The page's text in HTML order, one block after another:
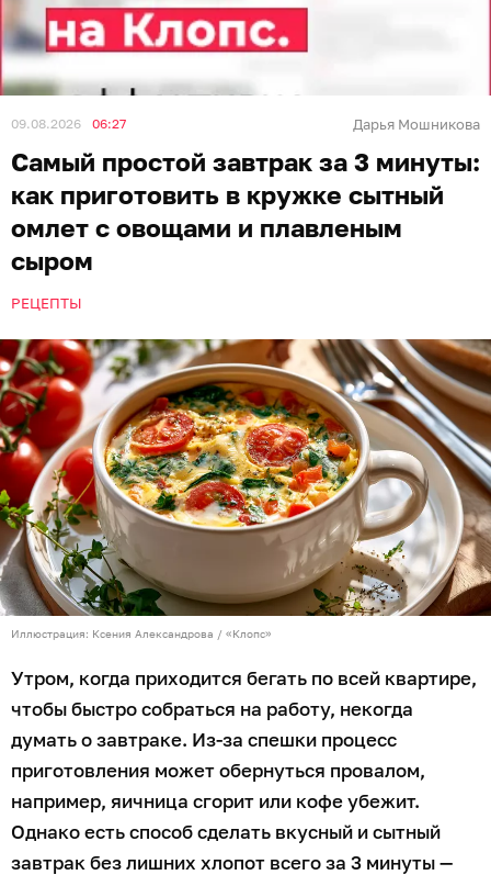
09.08.2026 06:27 Дарья Мошникова
Самый простой завтрак за 3 минуты:
как приготовить в кружке сытный
омлет с овощами и плавленым
сыром
РЕЦЕПТЫ
Иллюстрация: Ксения Александрова / «Клопс»
Утром, когда приходится бегать по всей квартире,
чтобы быстро собраться на работу, некогда
думать о завтраке. Из-за спешки процесс
приготовления может обернуться провалом,
например, яичница сгорит или кофе убежит.
Однако есть способ сделать вкусный и сытный
завтрак без лишних хлопот всего за 3 минуты —